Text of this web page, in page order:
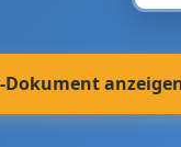
Dokument